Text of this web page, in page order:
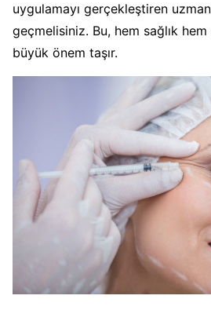
uygulamayı gerçekleştiren
geçmelisiniz. Bu, hem sağlık hem
büyük önem taşır.